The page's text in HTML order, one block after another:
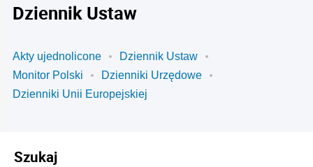
Dziennik Ustaw
Akty ujednolicone
Dziennik Ustaw
Monitor Polski
Dzienniki Urzędowe
Dzienniki Unii Europejskiej
Szukaj